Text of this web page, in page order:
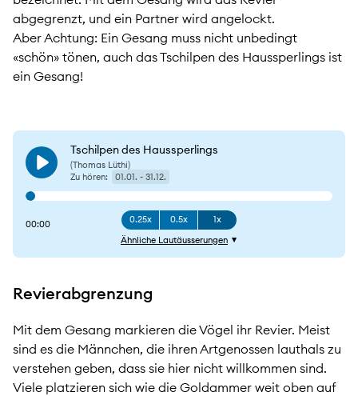
abgegrenzt, und ein Partner wird angelockt.
Aber Achtung: Ein Gesang muss nicht unbedingt
«schön» tönen, auch das Tschilpen des Haussperlings ist
ein Gesang!
Play
Tschilpen des Haussperlings
(Thomas Lüthi)
Zu hören:
01.01. - 31.12.
00:00 0.25x 0.5x
1x
Ähnliche Lautäusserungen
Revierabgrenzung
Mit dem Gesang markieren die Vögel ihr Revier. Meist
sind es die Männchen, die ihren Artgenossen lauthals zu
verstehen geben, dass sie hier nicht willkommen sind.
Viele platzieren sich wie die Goldammer weit oben auf